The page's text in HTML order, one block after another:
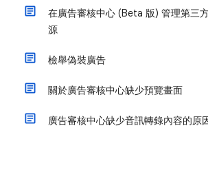
在廣告審核中心 (Beta 版) 管理第三
源
檢舉偽裝廣告
關於廣告審核中心缺少預覽畫面
廣告審核中心缺少音訊轉錄內容的原